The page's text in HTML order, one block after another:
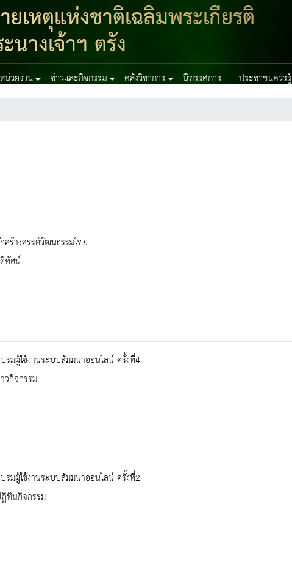
เหตุแห่งชาติเฉลิมพระเกียรติ
นางเจ้าฯ ตรัง
น่วยงาน ข่าวและกิจกรรม คลังวิชาการ นิทรรศการ ประชาชนควรรู้
สร้างสรรค์วัฒนธรรมไทย
ทัศน์
รมผู้ใช้งานระบบสัมมนาออนไลน์ ครั้งที่4
วกิจกรรม
รมผู้ใช้งานระบบสัมมนาออนไลน์ ครั้งที่2
ทินกิจกรรม